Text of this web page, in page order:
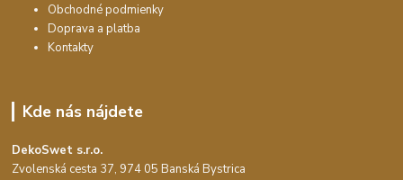
Obchodné podmienky
Doprava a platba
Kontakty
Kde nás nájdete
DekoSwet s.r.o.
Zvolenská cesta 37, 974 05 Banská Bystrica